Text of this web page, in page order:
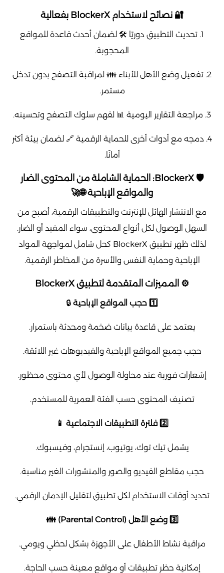
🔐 نصائح لاستخدام BlockerX بفعالية
1. تحديث التطبيق دوريًا 🛠️ لضمان أحدث قاعدة للمواقع
المحجوبة.
2. تفعيل وضع الأهل للأبناء 👪 لمراقبة التصفح بدون تدخل
مستمر.
3. مراجعة التقارير اليومية 📊 لفهم سلوك التصفح وتحسينه.
4. دمجه مع أدوات أخرى للحماية الرقمية 🔗 لضمان بيئة أكثر
أمانًا.
🛡️ BlockerX: الحماية الشاملة من المحتوى الضار
والمواقع الإباحية 🌐🚀
مع الانتشار الهائل للإنترنت والتطبيقات الرقمية، أصبح من
السهل الوصول لكل أنواع المحتوى، سواء المفيد أو الضار.
لذلك ظهر تطبيق BlockerX كحل شامل لمواجهة المواد
الإباحية وحماية النفس والأسرة من المخاطر الرقمية.
⚙️ المميزات المتقدمة لتطبيق BlockerX
1️⃣ حجب المواقع الإباحية 🔒
يعتمد على قاعدة بيانات ضخمة ومحدثة باستمرار.
حجب جميع المواقع الإباحية والفيديوهات غير اللائقة.
إشعارات فورية عند محاولة الوصول لأي محتوى محظور.
تصنيف المحتوى حسب الفئة العمرية للمستخدم.
2️⃣ فلترة التطبيقات الاجتماعية 📱
يشمل تيك توك، يوتيوب، إنستجرام، وفيسبوك.
حجب مقاطع الفيديو والصور والمنشورات الغير مناسبة.
تحديد أوقات الاستخدام لكل تطبيق لتقليل الإدمان الرقمي.
3️⃣ وضع الأهل (Parental Control) 👪
مراقبة نشاط الأطفال على الأجهزة بشكل لحظي ويومي.
إمكانية حظر تطبيقات أو مواقع معينة حسب الحاجة.